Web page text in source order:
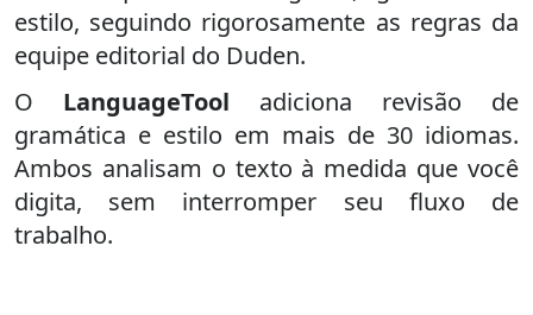
estilo, seguindo rigorosamente as regras da
equipe editorial do Duden.
O LanguageTool adiciona revisão de
gramática e estilo em mais de 30 idiomas.
Ambos analisam o texto à medida que você
digita, sem interromper seu fluxo de
trabalho.